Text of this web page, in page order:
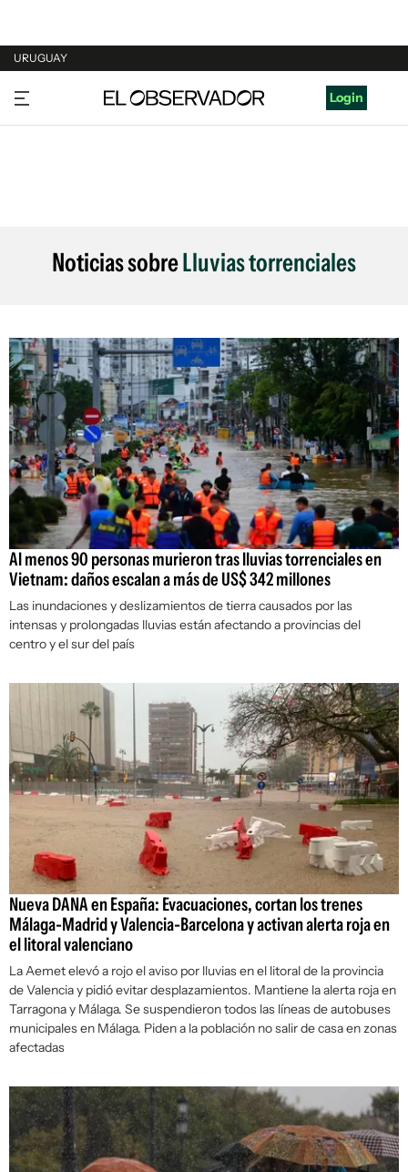
URUGUAY
URUGUAY
ARGENTINA
Login
Noticias sobreLluvias torrenciales
Al menos 90 personas murieron tras lluvias torrenciales en
Vietnam: daños escalan a más de US$ 342 millones
Las inundaciones y deslizamientos de tierra causados por las
intensas y prolongadas lluvias están afectando a provincias del
centro y el sur del país
Nueva DANA en España: Evacuaciones, cortan los trenes
Málaga-Madrid y Valencia-Barcelona y activan alerta roja en
el litoral valenciano
La Aemet elevó a rojo el aviso por lluvias en el litoral de la provincia
de Valencia y pidió evitar desplazamientos. Mantiene la alerta roja en
Tarragona y Málaga. Se suspendieron todos las líneas de autobuses
municipales en Málaga. Piden a la población no salir de casa en zonas
afectadas